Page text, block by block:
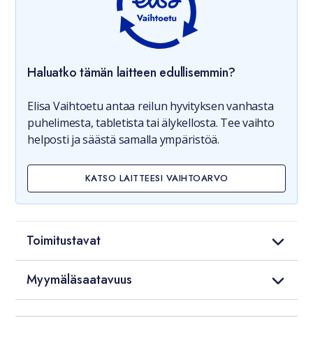
Haluatko tämän laitteen edullisemmin?
Elisa Vaihtoetu antaa reilun hyvityksen vanhasta
puhelimesta, tabletista tai älykellosta. Tee vaihto
helposti ja säästä samalla ympäristöä.
KATSO LAITTEESI VAIHTOARVO
Toimitustavat
Myymäläsaatavuus